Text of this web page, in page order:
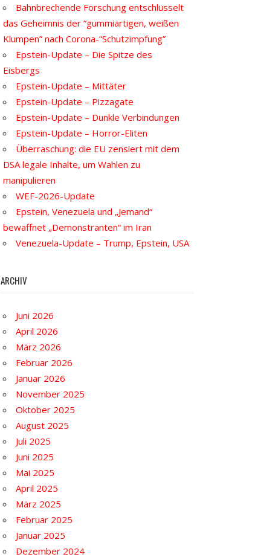
Bahnbrechende Forschung entschlüsselt
das Geheimnis der “gummiartigen, weißen
Klumpen” nach Corona-“Schutzimpfung”
Epstein-Update – Die Spitze des
Eisbergs
Epstein-Update – Mittäter
Epstein-Update – Pizzagate
Epstein-Update – Dunkle Verbindungen
Epstein-Update – Horror-Eliten
Überraschung: die EU zensiert mit dem
DSA legale Inhalte, um Wahlen zu
manipulieren
WEF-2026-Update
Epstein, Venezuela und „Jemand“
bewaffnet „Demonstranten“ im Iran
Venezuela-Update – Trump, Epstein, USA
ARCHIV
Juni 2026
April 2026
März 2026
Februar 2026
Januar 2026
November 2025
Oktober 2025
August 2025
Juli 2025
Juni 2025
Mai 2025
April 2025
März 2025
Februar 2025
Januar 2025
Dezember 2024